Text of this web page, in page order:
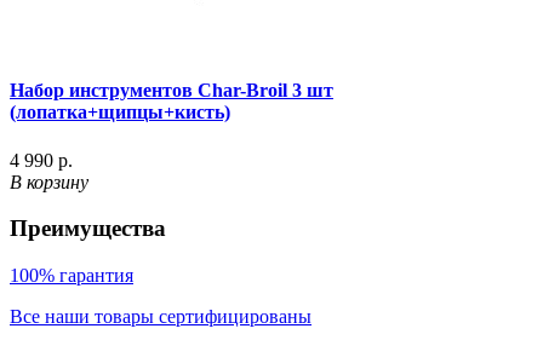
Набор инструментов Char-Broil 3 шт
(лопатка+щипцы+кисть)
4 990 р.
В корзину
Преимущества
100% гарантия
Все наши товары сертифицированы